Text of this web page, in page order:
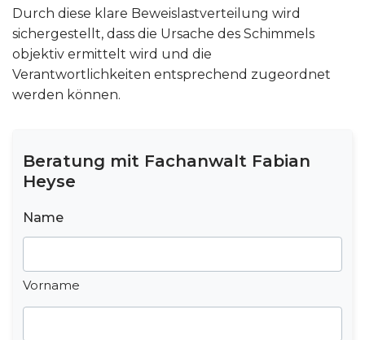
Durch diese klare Beweislastverteilung wird
sichergestellt, dass die Ursache des Schimmels
objektiv ermittelt wird und die
Verantwortlichkeiten entsprechend zugeordnet
werden können.
Beratung mit Fachanwalt Fabian
Heyse
Name
Vorname